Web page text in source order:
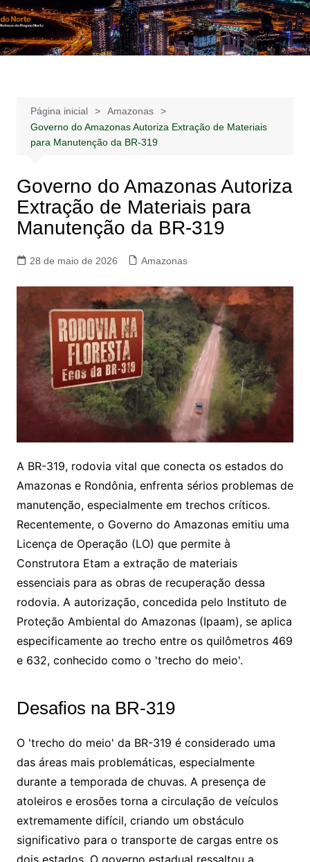
Ir
para
o
Notícias –
Publicidades –
Notícias – Publicidades – Anúncios
Página inicial
Amazonas
Governo do Amazonas Autoriza Extração de Materiais
para Manutenção da BR-319
Governo do Amazonas Autoriza
Extração de Materiais para
Manutenção da BR-319
28 de maio de 2026 Amazonas
A BR-319, rodovia vital que conecta os estados do
Amazonas e Rondônia, enfrenta sérios problemas de
manutenção, especialmente em trechos críticos.
Recentemente, o Governo do Amazonas emitiu uma
Licença de Operação (LO) que permite à
Construtora Etam a extração de materiais
essenciais para as obras de recuperação dessa
rodovia. A autorização, concedida pelo Instituto de
Proteção Ambiental do Amazonas (Ipaam), se aplica
especificamente ao trecho entre os quilômetros 469
e 632, conhecido como o 'trecho do meio'.
Desafios na BR-319
O 'trecho do meio' da BR-319 é considerado uma
das áreas mais problemáticas, especialmente
durante a temporada de chuvas. A presença de
atoleiros e erosões torna a circulação de veículos
extremamente difícil, criando um obstáculo
significativo para o transporte de cargas entre os